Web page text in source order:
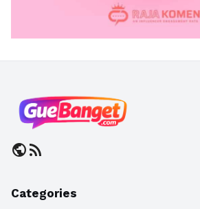
publicrss_feed
Categories